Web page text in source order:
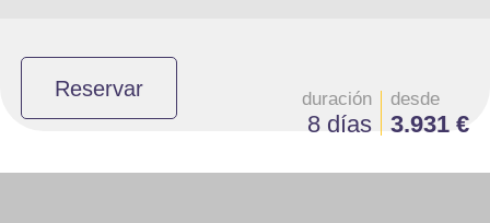
Reservar duración
8 días
desde
3.931 €